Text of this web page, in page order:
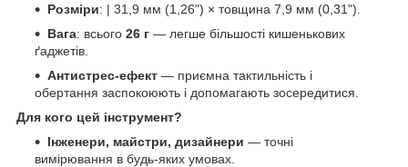
Розміри: | 31,9 мм (1,26") × товщина 7,9 мм (0,31").
Вага: всього 26 г — легше більшості кишенькових
ґаджетів.
Антистрес-ефект — приємна тактильність і
обертання заспокоюють і допомагають зосередитися.
Для кого цей інструмент?
Інженери, майстри, дизайнери — точні
вимірювання в будь-яких умовах.